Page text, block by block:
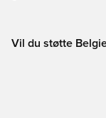
Vil du støtte